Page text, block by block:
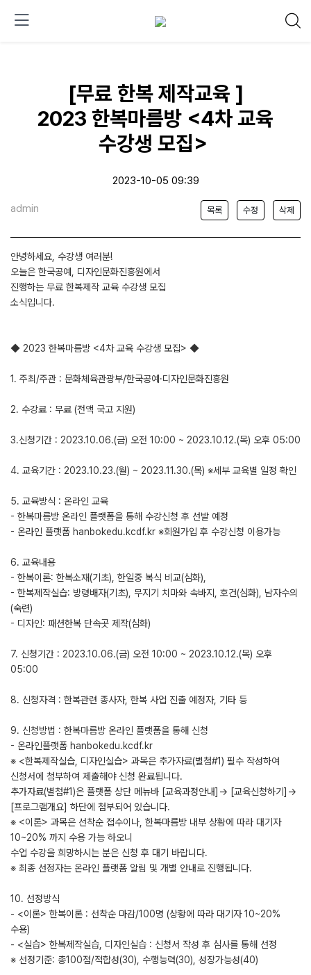
[무료 한복 제작교육 ]
2023 한복마름방 <4차 교육
수강생 모집>
2023-10-05 09:39
admin 목록 수정 삭제
안녕하세요, 수강생 여러분!
오늘은 한국공예, 디자인문화진흥원에서
진행하는 무료 한복제작 교육 수강생 모집
소식입니다.
◆ 2023 한복마름방 <4차 교육 수강생 모집> ◆
1. 주최/주관 : 문화체육관광부/한국공예·디자인문화진흥원
2. 수강료 : 무료 (전액 국고 지원)
3.신청기간 : 2023.10.06.(금) 오전 10:00 ~ 2023.10.12.(목) 오후 05:00
4. 교육기간 : 2023.10.23.(월) ~ 2023.11.30.(목) ※세부 교육별 일정 확인
5. 교육방식 : 온라인 교육
- 한복마름방 온라인 플랫폼을 통해 수강신청 후 선발 예정
- 온라인 플랫폼 hanbokedu.kcdf.kr ※회원가입 후 수강신청 이용가능
6. 교육내용
- 한복이론: 한복소재(기초), 한일중 복식 비교(심화),
- 한복제작실습: 방령배자(기초), 무지기 치마와 속바지, 호건(심화), 남자수의
(숙련)
- 디자인: 패션한복 단속곳 제작(심화)
7. 신청기간 : 2023.10.06.(금) 오전 10:00 ~ 2023.10.12.(목) 오후
05:00
8. 신청자격 : 한복관련 종사자, 한복 사업 진출 예정자, 기타 등
9. 신청방법 : 한복마름방 온라인 플랫폼을 통해 신청
- 온라인플랫폼 hanbokedu.kcdf.kr
※ <한복제작실습, 디자인실습> 과목은 추가자료(별첨#1) 필수 작성하여
신청서에 첨부하여 제출해야 신청 완료됩니다.
추가자료(별첨#1)은 플랫폼 상단 메뉴바 [교육과정안내]→ [교육신청하기]→
[프로그램개요] 하단에 첨부되어 있습니다.
※ <이론> 과목은 선착순 접수이나, 한복마름방 내부 상황에 따라 대기자
10~20% 까지 수용 가능 하오니
수업 수강을 희망하시는 분은 신청 후 대기 바랍니다.
※ 최종 선정자는 온라인 플랫폼 알림 및 개별 안내로 진행됩니다.
10. 선정방식
- <이론> 한복이론 : 선착순 마감/100명 (상황에 따라 대기자 10~20%
수용)
- <실습> 한복제작실습, 디자인실습 : 신청서 작성 후 심사를 통해 선정
※ 선정기준: 총100점/적합성(30), 수행능력(30), 성장가능성(40)